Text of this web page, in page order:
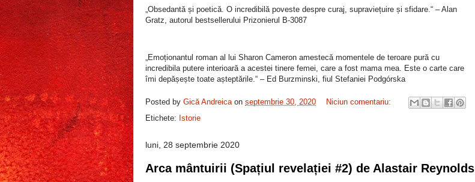
„Obsedantă și poetică. O incredibilă poveste despre curaj, supraviețuire și sfidare.“ – Alan
Gratz, autorul bestsellerului Prizonierul B-3087
„Emoționantul roman al lui Sharon Cameron amestecă momentele de teroare pură cu
incredibila putere interioară a acestei tinere femei, care a fost mama mea. Este o carte care
îmi depășește toate așteptările.“ – Ed Burzminski, fiul Stefaniei Podgórska
Posted by Gică Andreica on septembrie 30, 2020
Niciun comentariu:
Etichete: Istorie
luni, 28 septembrie 2020
Arca mântuirii (Spațiul revelației #2) de Alastair Reynolds